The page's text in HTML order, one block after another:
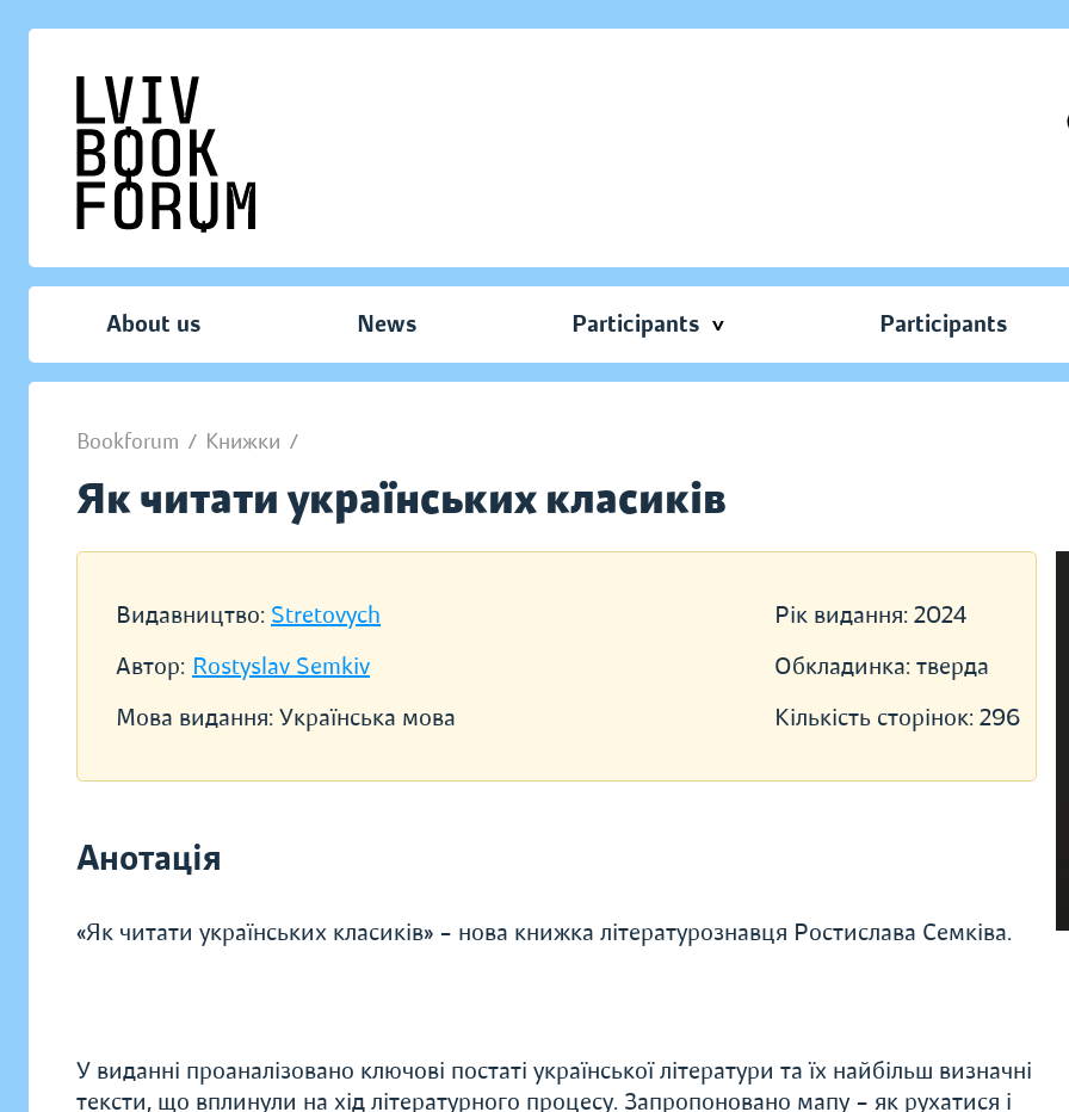
About us News Participants Participants
Bookforum / Книжки /
Як читати українських класиків
Видавництво: Stretovych
Автор: Rostyslav Semkiv
Мова видання: Українська мова
Рік видання: 2024
Обкладинка: тверда
Кількість сторінок: 296
Анотація
«Як читати українських класиків» – нова книжка літературознавця Ростислава Семківа.
У виданні проаналізовано ключові постаті української літератури та їх найбільш визначні
тексти, що вплинули на хід літературного процесу. Запропоновано мапу – як рухатися і